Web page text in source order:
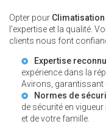
Opter pour Climatisation
l'expertise et la qualité.
clients nous font
Expertise
expérience dans la
Avirons ,
Normes de
de sécurité en
et de votre famille.